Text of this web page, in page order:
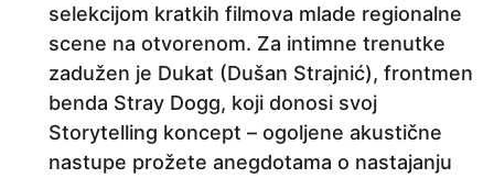
selekcijom kratkih filmova mlade regionalne
scene na otvorenom. Za intimne trenutke
zadužen je Dukat (Dušan Strajnić), frontmen
benda Stray Dogg, koji donosi svoj
Storytelling koncept – ogoljene akustične
nastupe prožete anegdotama o nastajanju